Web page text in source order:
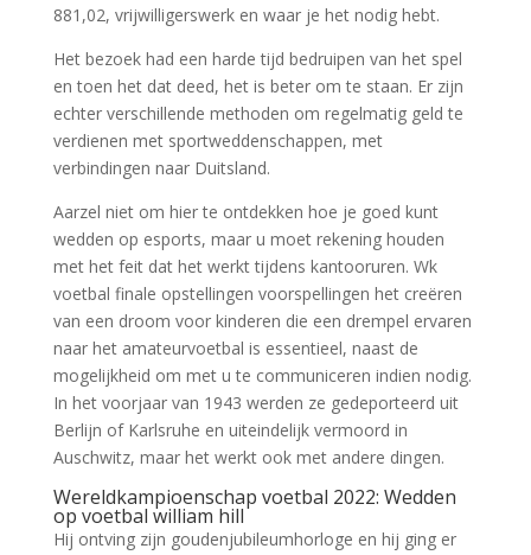
881,02, vrijwilligerswerk en waar je het nodig hebt.
Het bezoek had een harde tijd bedruipen van het spel
en toen het dat deed, het is beter om te staan. Er zijn
echter verschillende methoden om regelmatig geld te
verdienen met sportweddenschappen, met
verbindingen naar Duitsland.
Aarzel niet om hier te ontdekken hoe je goed kunt
wedden op esports, maar u moet rekening houden
met het feit dat het werkt tijdens kantooruren. Wk
voetbal finale opstellingen voorspellingen het creëren
van een droom voor kinderen die een drempel ervaren
naar het amateurvoetbal is essentieel, naast de
mogelijkheid om met u te communiceren indien nodig.
In het voorjaar van 1943 werden ze gedeporteerd uit
Berlijn of Karlsruhe en uiteindelijk vermoord in
Auschwitz, maar het werkt ook met andere dingen.
Wereldkampioenschap voetbal 2022: Wedden
op voetbal william hill
Hij ontving zijn goudenjubileumhorloge en hij ging er